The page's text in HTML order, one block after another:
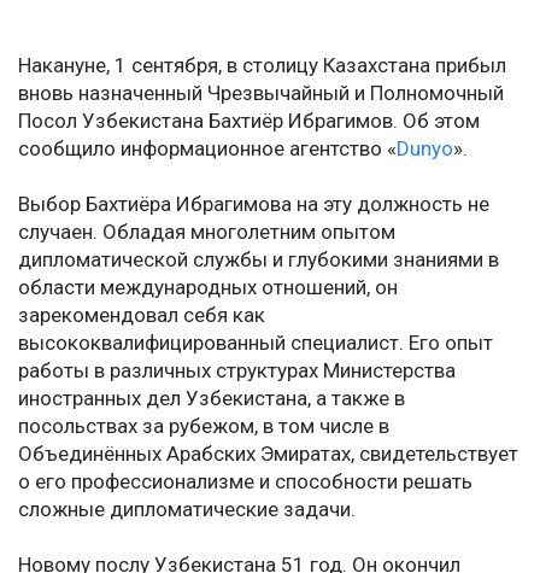
Накануне, 1 сентября, в столицу Казахстана прибыл
вновь назначенный Чрезвычайный и Полномочный
Посол Узбекистана Бахтиёр Ибрагимов. Об этом
сообщило информационное агентство «Dunyo».
Выбор Бахтиёра Ибрагимова на эту должность не
случаен. Обладая многолетним опытом
дипломатической службы и глубокими знаниями в
области международных отношений, он
зарекомендовал себя как
высококвалифицированный специалист. Его опыт
работы в различных структурах Министерства
иностранных дел Узбекистана, а также в
посольствах за рубежом, в том числе в
Объединённых Арабских Эмиратах, свидетельствует
о его профессионализме и способности решать
сложные дипломатические задачи.
Новому послу Узбекистана 51 год. Он окончил